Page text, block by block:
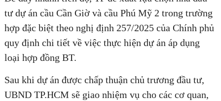
tư dự án cầu Cần Giờ và cầu Phú Mỹ 2 trong trường
hợp đặc biệt theo nghị định 257/2025 của Chính phủ
quy định chi tiết về việc thực hiện dự án áp dụng
loại hợp đồng BT.
Sau khi dự án được chấp thuận chủ trương đầu tư,
UBND TP.HCM sẽ giao nhiệm vụ cho các cơ quan,